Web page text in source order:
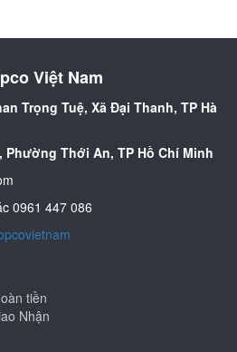
Việt Nam
Trọng Tuệ, Xã Đại Thanh, TP Hà
Phường Thới An, TP Hồ Chí Minh
0961 447 086
tiền
Nhận